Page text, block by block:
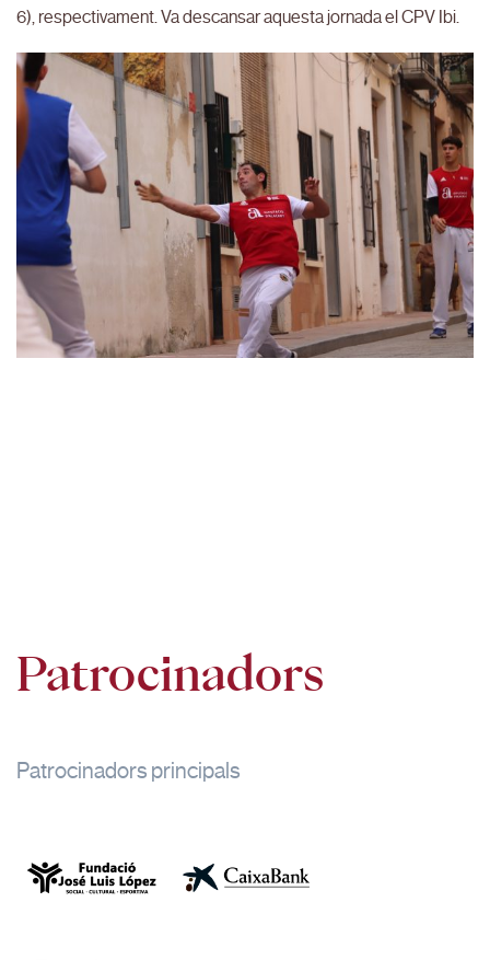
6), respectivament. Va descansar aquesta jornada el CPV Ibi.
Patrocinadors
Patrocinadors principals